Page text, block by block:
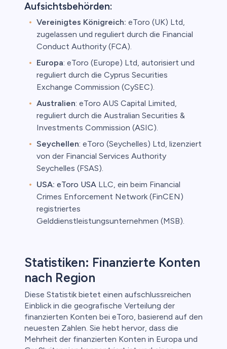
Aufsichtsbehörden:
Vereinigtes Königreich: eToro (UK) Ltd,
zugelassen und reguliert durch die Financial
Conduct Authority (FCA).
Europa: eToro (Europe) Ltd, autorisiert und
reguliert durch die Cyprus Securities
Exchange Commission (CySEC).
Australien: eToro AUS Capital Limited,
reguliert durch die Australian Securities &
Investments Commission (ASIC).
Seychellen: eToro (Seychelles) Ltd, lizenziert
von der Financial Services Authority
Seychelles (FSAS).
USA: eToro USA LLC, ein beim Financial
Crimes Enforcement Network (FinCEN)
registriertes
Gelddienstleistungsunternehmen (MSB).
Statistiken: Finanzierte Konten
nach Region
Diese Statistik bietet einen aufschlussreichen
Einblick in die geografische Verteilung der
finanzierten Konten bei eToro, basierend auf den
neuesten Zahlen. Sie hebt hervor, dass die
Mehrheit der finanzierten Konten in Europa und